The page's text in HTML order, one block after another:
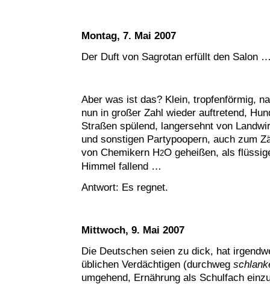
Montag, 7. Mai 2007
Der Duft von Sagrotan erfüllt den Salon
Aber was ist das? Klein, tropfenförmig,
nun in großer Zahl wieder auftretend,
Straßen spülend, langersehnt von
und sonstigen Partypoopern, auch zum
von Chemikern H2O geheißen, als
Himmel fallend …
Antwort: Es regnet.
Mittwoch, 9. Mai 2007
Die Deutschen seien zu dick, hat
üblichen Verdächtigen (durchweg
umgehend, Ernährung als Schulfach